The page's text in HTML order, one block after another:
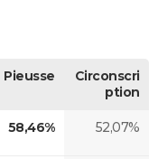
Pieusse
Circonscri
ption
58,46% 52,07%